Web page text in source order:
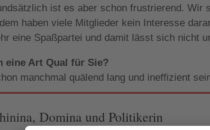
ist es aber schon frustrierend. Wir
haben viele Mitglieder kein Interesse
eine Spaßpartei und damit lässt sich nicht
eine Art Qual für Sie?
manchmal quälend lang und ineffizient
Domina und Politikerin